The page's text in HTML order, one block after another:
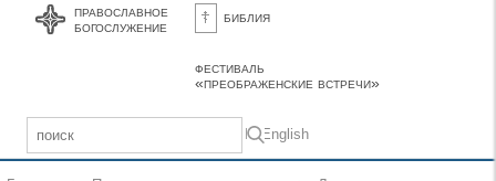
православное
богослужение
библия
фестиваль
«преображенские встречи»
In English